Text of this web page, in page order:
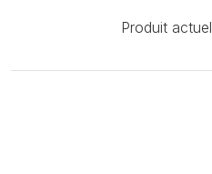
Produit actuel